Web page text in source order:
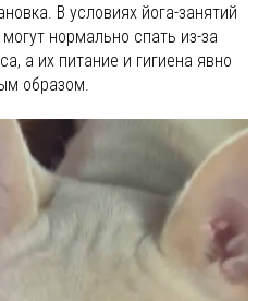
В условиях йога-занятий
нормально спать из-за
а их питание и гигиена явно
образом.